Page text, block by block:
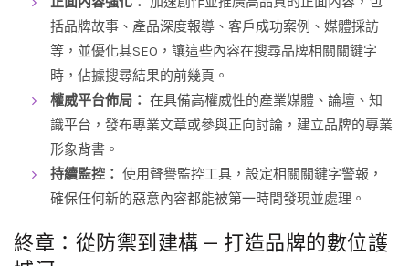
括品牌故事、產品深度報導、客戶成功案例、媒體採訪
等，並優化其SEO，讓這些內容在搜尋品牌相關關鍵字
時，佔據搜尋結果的前幾頁。
權威平台佈局： 在具備高權威性的產業媒體、論壇、知
識平台，發布專業文章或參與正向討論，建立品牌的專業
形象背書。
持續監控： 使用聲譽監控工具，設定相關關鍵字警報，
確保任何新的惡意內容都能被第一時間發現並處理。
終章：從防禦到建構 — 打造品牌的數位護